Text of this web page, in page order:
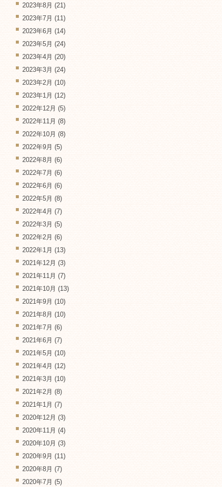
2023年8月 (21)
2023年7月 (11)
2023年6月 (14)
2023年5月 (24)
2023年4月 (20)
2023年3月 (24)
2023年2月 (10)
2023年1月 (12)
2022年12月 (5)
2022年11月 (8)
2022年10月 (8)
2022年9月 (5)
2022年8月 (6)
2022年7月 (6)
2022年6月 (6)
2022年5月 (8)
2022年4月 (7)
2022年3月 (5)
2022年2月 (6)
2022年1月 (13)
2021年12月 (3)
2021年11月 (7)
2021年10月 (13)
2021年9月 (10)
2021年8月 (10)
2021年7月 (6)
2021年6月 (7)
2021年5月 (10)
2021年4月 (12)
2021年3月 (10)
2021年2月 (8)
2021年1月 (7)
2020年12月 (3)
2020年11月 (4)
2020年10月 (3)
2020年9月 (11)
2020年8月 (7)
2020年7月 (5)